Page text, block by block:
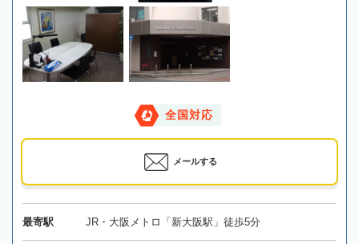
全国対応
メールする
最寄駅 JR・大阪メトロ「新大阪駅」徒歩5分